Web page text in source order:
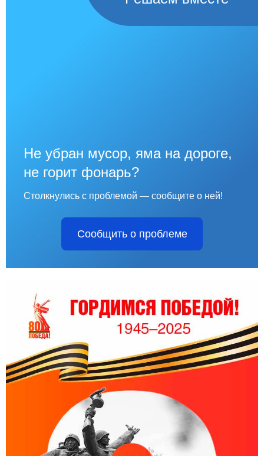
Не убран мусор, яма на дороге,
не горит фонарь?
Столкнулись с проблемой — сообщите о ней!
Сообщить о проблеме